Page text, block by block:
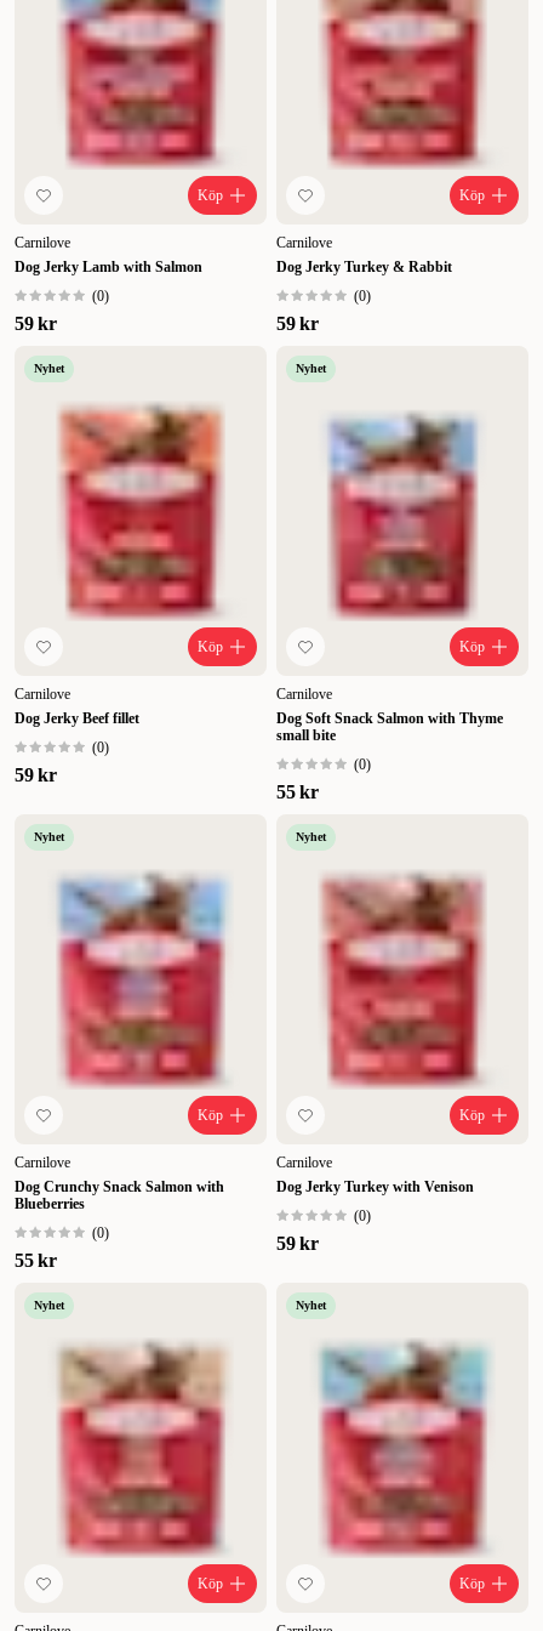
alternativ som både smakar gott och
bidrar till din fyrbenta väns hälsa - oavsett
vilken livsstil den lever. Ta del av detta
naturliga hundgodis med proteinrik näring
idag!
Köp
Carnilove
Dog Jerky Lamb with Salmon
(0)
59 kr
Köp
Carnilove
Dog Jerky Turkey & Rabbit
(0)
59 kr
Nyhet
Köp
Carnilove
Dog Jerky Beef fillet
(0)
59 kr
Nyhet
Köp
Carnilove
Dog Soft Snack Salmon with Thyme
small bite
(0)
55 kr
Nyhet
Köp
Carnilove
Dog Crunchy Snack Salmon with
Blueberries
(0)
55 kr
Nyhet
Köp
Carnilove
Dog Jerky Turkey with Venison
(0)
59 kr
Nyhet
Köp
Nyhet
Köp